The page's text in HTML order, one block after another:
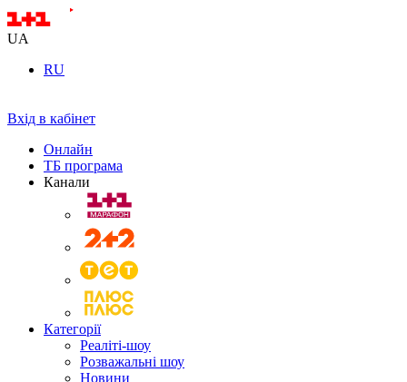
UA
RU
Вхід в кабінет
Онлайн
ТБ програма
Канали
Категорії
Реаліті-шоу
Розважальні шоу
Новини